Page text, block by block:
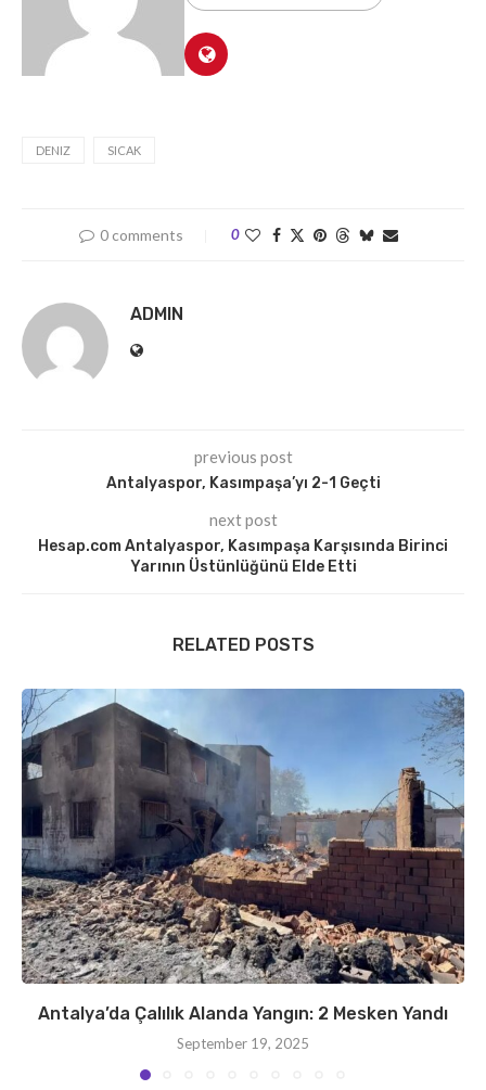
DENIZ SICAK
0 comments 0
ADMIN
previous post
Antalyaspor, Kasımpaşa’yı 2-1 Geçti
next post
Hesap.com Antalyaspor, Kasımpaşa Karşısında Birinci
Yarının Üstünlüğünü Elde Etti
RELATED POSTS
Antalya’da Çalılık Alanda Yangın: 2 Mesken Yandı
September 19, 2025